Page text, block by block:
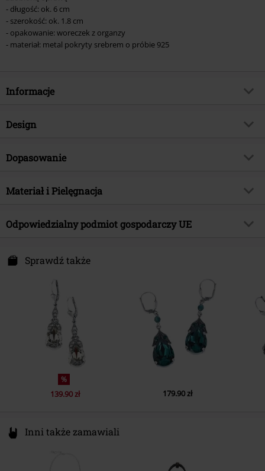
- długość: ok. 6 cm
- szerokość: ok. 1.8 cm
- opakowanie: woreczek z organzy
- materiał: metal pokryty srebrem o próbie 925
Informacje
Numer artykułu
Brand
Data premiery
Design
Rodzaj artykułu
Dopasowanie
Część ciała
Materiał i Pielęgnacja
Materiał wierzchni srebro (925 Sterling Silver)
Odpowiedzialny podmiot gospodarczy UE
Pinneichenstr. 23
mail@krikor.de
Sprawdź także
%
139.90 zł 179.90 zł
Inni także zamawiali